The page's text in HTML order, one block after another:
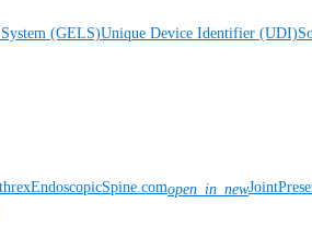
(GELS)Unique Device Identifier (UDI)
open_in_new